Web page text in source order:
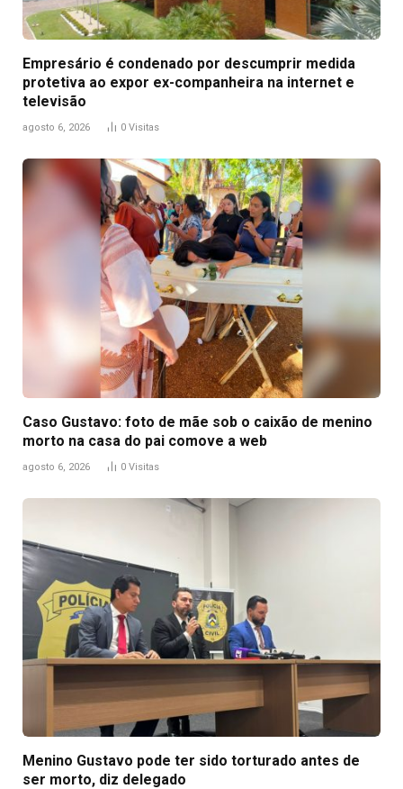
Empresário é condenado por descumprir medida
protetiva ao expor ex-companheira na internet e
televisão
agosto 6, 2026 0 Visitas
Caso Gustavo: foto de mãe sob o caixão de menino
morto na casa do pai comove a web
agosto 6, 2026 0 Visitas
Menino Gustavo pode ter sido torturado antes de
ser morto, diz delegado